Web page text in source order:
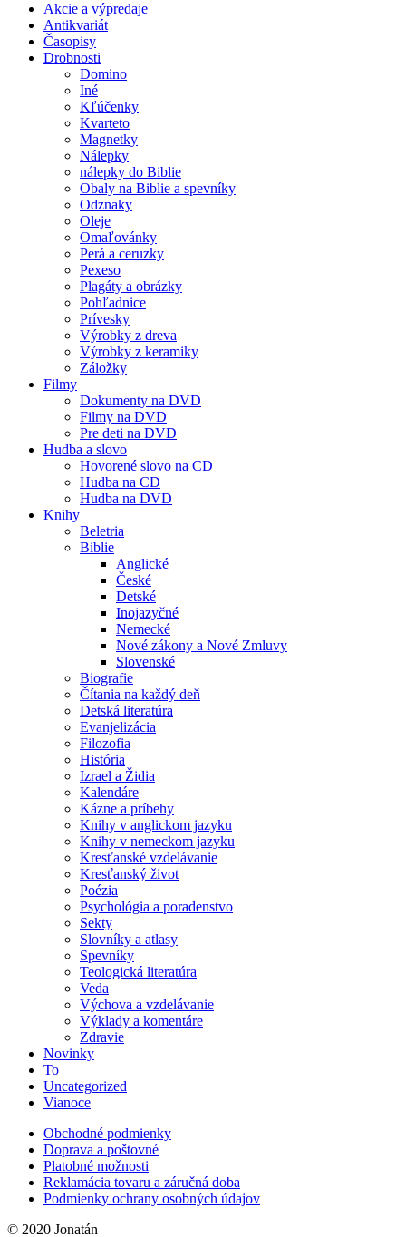
Akcie a výpredaje
Antikvariát
Časopisy
Drobnosti
Domino
Iné
Kľúčenky
Kvarteto
Magnetky
Nálepky
nálepky do Biblie
Obaly na Biblie a spevníky
Odznaky
Oleje
Omaľovánky
Perá a ceruzky
Pexeso
Plagáty a obrázky
Pohľadnice
Prívesky
Výrobky z dreva
Výrobky z keramiky
Záložky
Filmy
Dokumenty na DVD
Filmy na DVD
Pre deti na DVD
Hudba a slovo
Hovorené slovo na CD
Hudba na CD
Hudba na DVD
Knihy
Beletria
Biblie
Anglické
České
Detské
Inojazyčné
Nemecké
Nové zákony a Nové Zmluvy
Slovenské
Biografie
Čítania na každý deň
Detská literatúra
Evanjelizácia
Filozofia
História
Izrael a Židia
Kalendáre
Kázne a príbehy
Knihy v anglickom jazyku
Knihy v nemeckom jazyku
Kresťanské vzdelávanie
Kresťanský život
Poézia
Psychológia a poradenstvo
Sekty
Slovníky a atlasy
Spevníky
Teologická literatúra
Veda
Výchova a vzdelávanie
Výklady a komentáre
Zdravie
Novinky
To
Uncategorized
Vianoce
Obchodné podmienky
Doprava a poštovné
Platobné možnosti
Reklamácia tovaru a záručná doba
Podmienky ochrany osobných údajov
© 2020 Jonatán